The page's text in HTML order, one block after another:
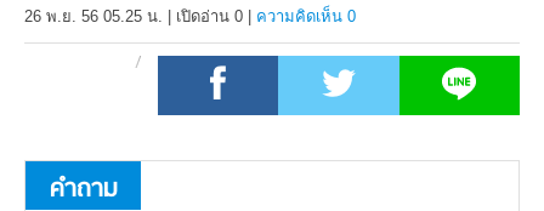
26 พ.ย. 56 05.25 น. เปิดอ่าน 0 ความคิดเห็น 0
คำถาม